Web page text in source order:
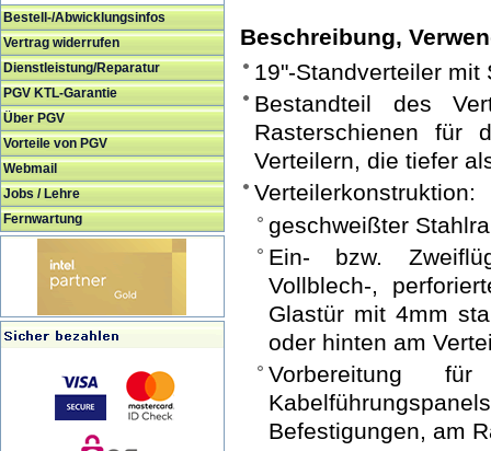
Bestell-/Abwicklungsinfos
Vertrag widerrufen
Dienstleistung/Reparatur
PGV KTL-Garantie
Über PGV
Vorteile von PGV
Webmail
Jobs / Lehre
Fernwartung
Beschreibung,
19"-Standverteiler mit
Bestandteil des
Rasterschienen für
Verteilern, die tiefer
Verteilerkonstruktion:
geschweißter
Ein- bzw.
Vollblech-,
Glastür mit 4mm
oder hinten am
Vorbereitung
Befestigungen, am